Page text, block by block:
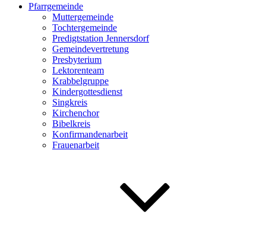
Pfarrgemeinde
Muttergemeinde
Tochtergemeinde
Predigtstation Jennersdorf
Gemeindevertretung
Presbyterium
Lektorenteam
Krabbelgruppe
Kindergottesdienst
Singkreis
Kirchenchor
Bibelkreis
Konfirmandenarbeit
Frauenarbeit